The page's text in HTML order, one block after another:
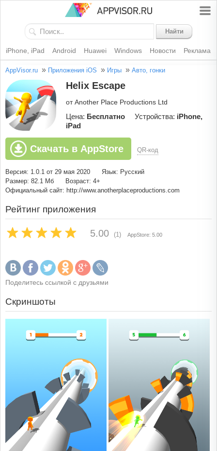
Найти
iPhone, iPad Android Huawei Windows Новости Реклама
AppVisor.ru » Приложения iOS » Игры » Авто, гонки
Helix Escape
от Another Place Productions Ltd
Цена: Бесплатно Устройства: iPhone,
iPad
Скачать в AppStore QR-код
Версия: 1.0.1 от 29 мая 2020
Язык: Русский
Размер: 82.1 Мб
Возраст: 4+
Официальный сайт: http://www.anotherplaceproductions.com
Рейтинг приложения
5.00 (1) AppStore: 5.00
Поделитесь ссылкой с друзьями
Скриншоты